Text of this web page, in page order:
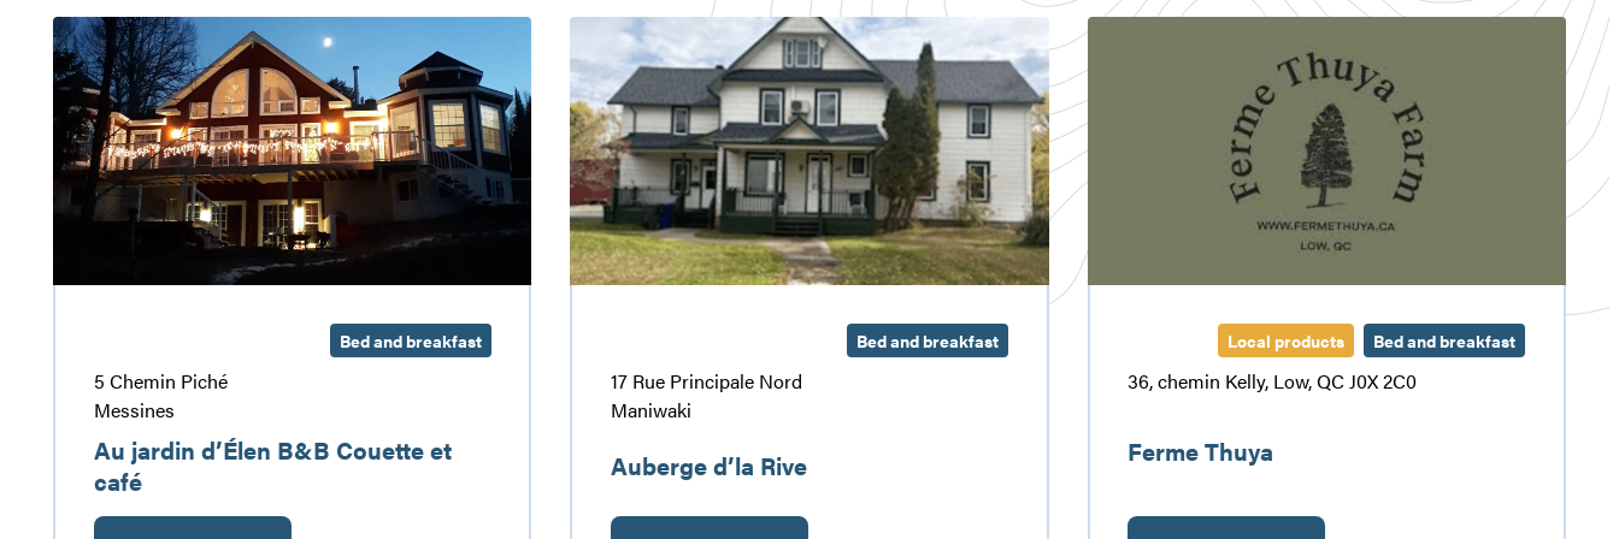
Au
jardin
d’Élen
B&B
Couette
et
café
Bed and breakfast
5 Chemin Piché
Messines
Au jardin d’Élen B&B Couette et
café
Auberge
d’la
Rive
Bed and breakfast
17 Rue Principale Nord
Maniwaki
Auberge d’la Rive
Ferme
Local products Bed and breakfast
36, chemin Kelly, Low, QC J0X 2C0
Ferme Thuya